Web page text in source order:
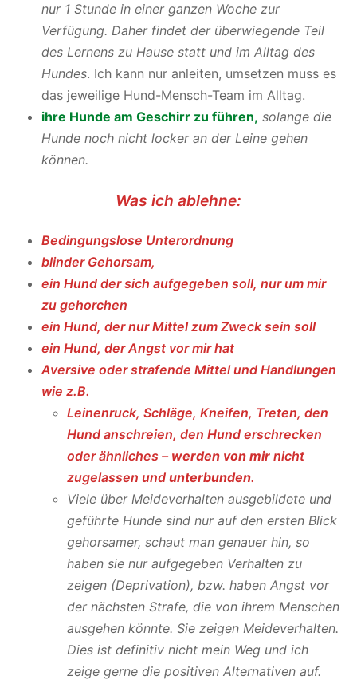
nur 1 Stunde in einer ganzen Woche zur
Verfügung. Daher findet der überwiegende Teil
des Lernens zu Hause statt und im Alltag des
Hundes. Ich kann nur anleiten, umsetzen muss es
das jeweilige Hund-Mensch-Team im Alltag.
ihre Hunde am Geschirr zu führen, solange die
Hunde noch nicht locker an der Leine gehen
können.
Was ich ablehne:
Bedingungslose Unterordnung
blinder Gehorsam,
ein Hund der sich aufgegeben soll, nur um mir
zu gehorchen
ein Hund, der nur Mittel zum Zweck sein soll
ein Hund, der Angst vor mir hat
Aversive oder strafende Mittel und Handlungen
wie z.B.
Leinenruck, Schläge, Kneifen, Treten, den
Hund anschreien, den Hund erschrecken
oder ähnliches – werden von mir nicht
zugelassen und unterbunden.
Viele über Meideverhalten ausgebildete und
geführte Hunde sind nur auf den ersten Blick
gehorsamer, schaut man genauer hin, so
haben sie nur aufgegeben Verhalten zu
zeigen (Deprivation), bzw. haben Angst vor
der nächsten Strafe, die von ihrem Menschen
ausgehen könnte. Sie zeigen Meideverhalten.
Dies ist definitiv nicht mein Weg und ich
zeige gerne die positiven Alternativen auf.